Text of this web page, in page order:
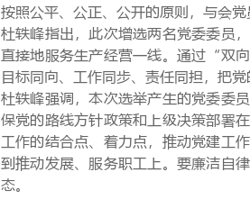
按照公平、公正、公开的原则，与会
杜轶峰指出，此次增选两名党委委员
直接地服务生产经营一线。通过“双
目标同向、工作同步、责任同担，把
杜轶峰强调，本次选举产生的党委委
保党的路线方针政策和上级决策部署
工作的结合点、着力点，推动党建工
到推动发展、服务职工上。要廉洁自
态。